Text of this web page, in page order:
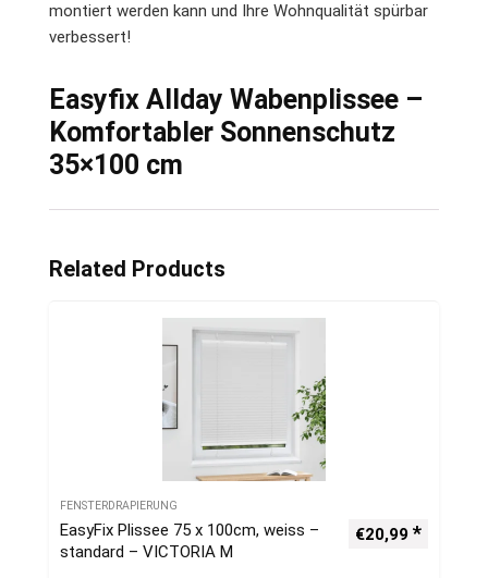
montiert werden kann und Ihre Wohnqualität spürbar
verbessert!
Easyfix Allday Wabenplissee –
Komfortabler Sonnenschutz
35×100 cm
Related Products
FENSTERDRAPIERUNG
EasyFix Plissee 75 x 100cm, weiss –
standard – VICTORIA M
€20,99